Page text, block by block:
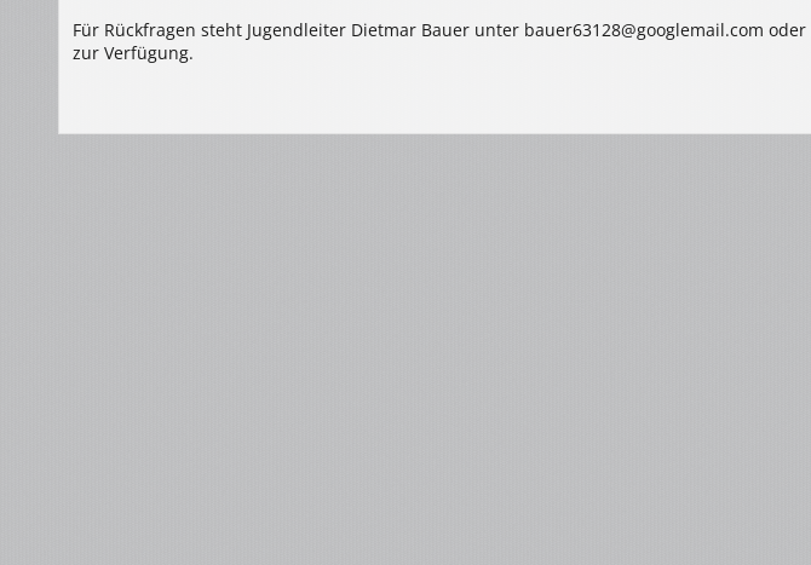
Für Rückfragen steht Jugendleiter Dietmar Bauer unter bauer63128@googlemail.com
zur Verfügung.